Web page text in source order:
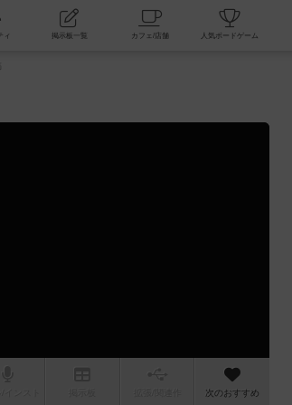
コミュニティ 掲示板一覧 カフェ/店舗
次のおすすめ